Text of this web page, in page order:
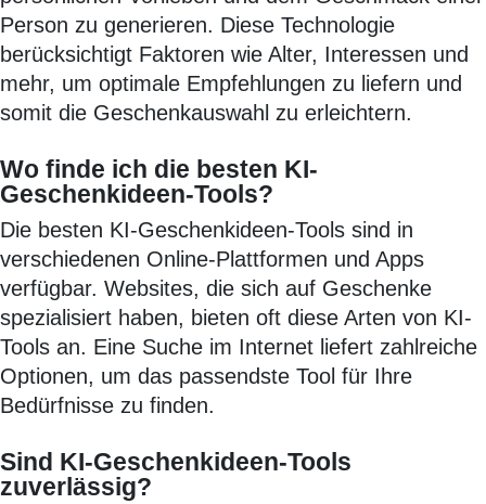
Person zu generieren. Diese Technologie
berücksichtigt Faktoren wie Alter, Interessen und
mehr, um optimale Empfehlungen zu liefern und
somit die Geschenkauswahl zu erleichtern.
Wo finde ich die besten KI-
Geschenkideen-Tools?
Die besten KI-Geschenkideen-Tools sind in
verschiedenen Online-Plattformen und Apps
verfügbar. Websites, die sich auf Geschenke
spezialisiert haben, bieten oft diese Arten von KI-
Tools an. Eine Suche im Internet liefert zahlreiche
Optionen, um das passendste Tool für Ihre
Bedürfnisse zu finden.
Sind KI-Geschenkideen-Tools
zuverlässig?